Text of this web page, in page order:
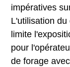
impératives
L'utilisation
limite
pour
de forage